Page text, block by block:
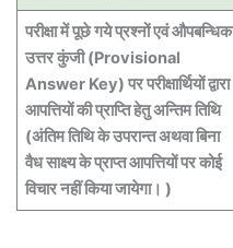
परीक्षा में पूछे गये प्रश्नों एवं औपबन्धिक
उत्तर कुंजी (Provisional
Answer Key) पर परीक्षार्थियों द्वारा
आपत्तियों की प्राप्ति हेतु अन्तिम तिथि
(अंतिम तिथि के उपरान्त अथवा बिना
वैध साक्ष्य के प्राप्त आपत्तियों पर कोई
विचार नहीं किया जायेगा। )